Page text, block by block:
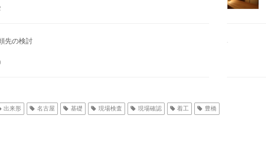
先の検討
出来形 名古屋 基礎 現場検査 現場確認 着工 豊橋